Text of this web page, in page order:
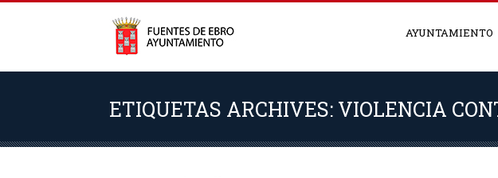
AYUNTAMIENTO
ETIQUETAS ARCHIVES: VIOLENCIA